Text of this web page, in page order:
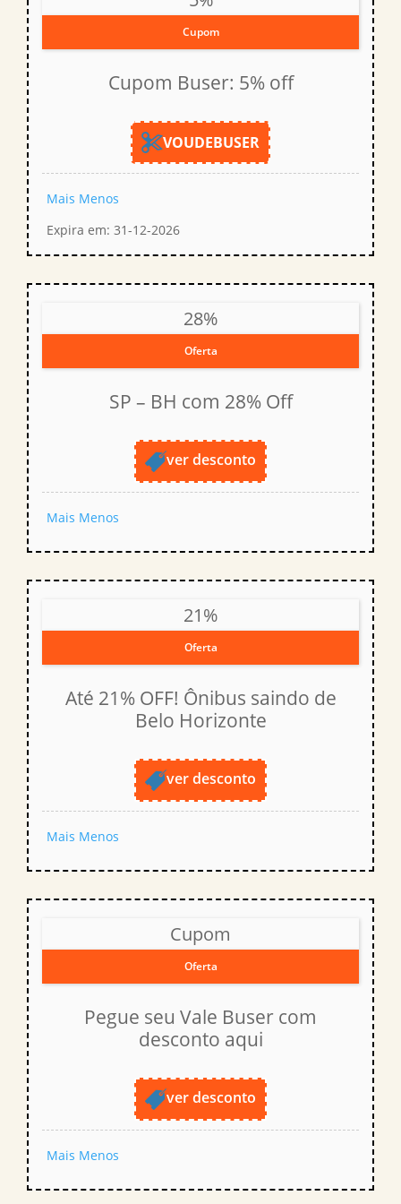
Cupom
Cupom Buser: 5% off
VOUDEBUSER
Mais Menos
Expira em: 31-12-2026
28%
Oferta
SP – BH com 28% Off
ver desconto
Mais Menos
21%
Oferta
Até 21% OFF! Ônibus saindo de
Belo Horizonte
ver desconto
Mais Menos
Cupom
Oferta
Pegue seu Vale Buser com
desconto aqui
ver desconto
Mais Menos